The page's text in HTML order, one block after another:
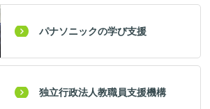
パナソニックの学び支援
独立行政法人教職員支援機構